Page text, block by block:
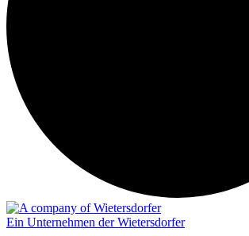
Ein Unternehmen der Wietersdorfer